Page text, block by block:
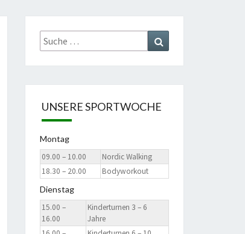
Suche
nach:
UNSERE SPORTWOCHE
Montag
09.00 – 10.00
Nordic Walking
18.30 – 20.00
Bodyworkout
Dienstag
15.00 –
16.00
Kinderturnen 3 – 6
Jahre